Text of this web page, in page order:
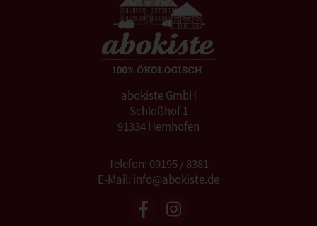
abokiste GmbH
Schloßhof 1
91334 Hemhofen
Telefon: 09195 / 8381
E-Mail: info@abokiste.de